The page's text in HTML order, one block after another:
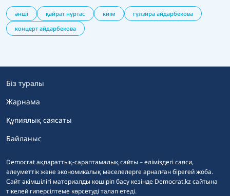
әнші қайрат нұртас киім
гүлзира айдарбекова
концерт айдарбекова
Democrat ақпараттық-сараптамалық сайты – еліміздегі саяси,
әлеуметтік және экономикалық мәселелерге арналған бірегей жоба.
Сайт әкімшілігі материалды көшіріп басу кезінде Democrat.kz сайтына
тікелей гиперсілтеме көрсетуді талап етеді.
Біз туралы
Жарнама
Құпиялық саясаты
Байланыс